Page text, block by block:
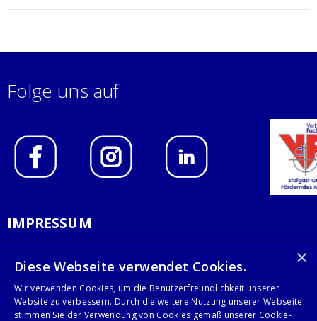
Folge uns auf
IMPRESSUM
AGB
KONTAKT
×
Diese Webseite verwendet Cookies.
Wir verwenden Cookies, um die Benutzerfreundlichkeit unserer
Website zu verbessern. Durch die weitere Nutzung unserer Webseite
stimmen Sie der Verwendung von Cookies gemäß unserer Cookie-